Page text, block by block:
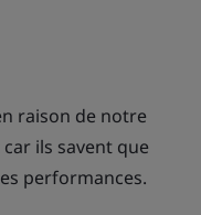
raison de notre
ils savent que
performances.